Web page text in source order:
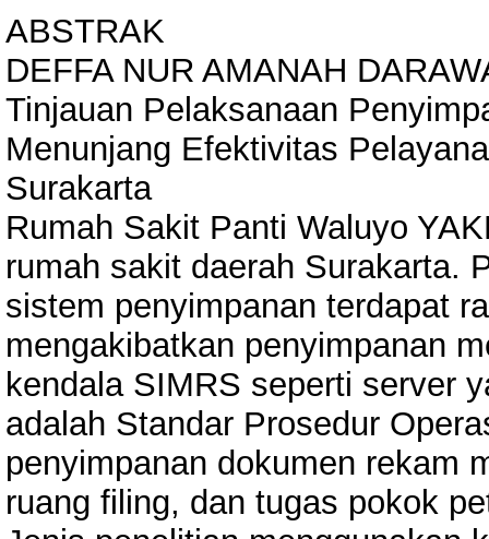
ABSTRAK
DEFFA NUR AMANAH
Tinjauan Pelaksanaan
Menunjang Efektivitas
Surakarta
Rumah Sakit Panti Waluyo
rumah sakit daerah Surakarta.
sistem penyimpanan terdapat
mengakibatkan penyimpanan
kendala SIMRS seperti server
adalah Standar Prosedur
penyimpanan dokumen rekam
ruang filing, dan tugas pokok